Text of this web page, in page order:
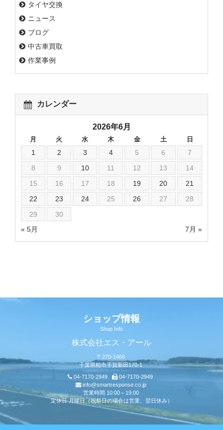
タイヤ交換
ニュース
ブログ
中古車買取
作業事例
カレンダー
2026年6月
月 火 水 木 金 土 日
« 5月 7月 »
1 2 3 4 5 6
7
8
9 10 11 12 13
14
15
16 17 18 19 20
21
22
23 24 25 26 27
28
29
30
ショップ情報
Shop Info
株式会社エス・アール
〒270-1466
千葉県柏市手賀新田170-1
04-7170-2949
04-7170-2949
info@smartresponse.co.jp
営業時間 10:00～19:00
定休日 月曜日（祝祭日の場合は営業、翌日休み）